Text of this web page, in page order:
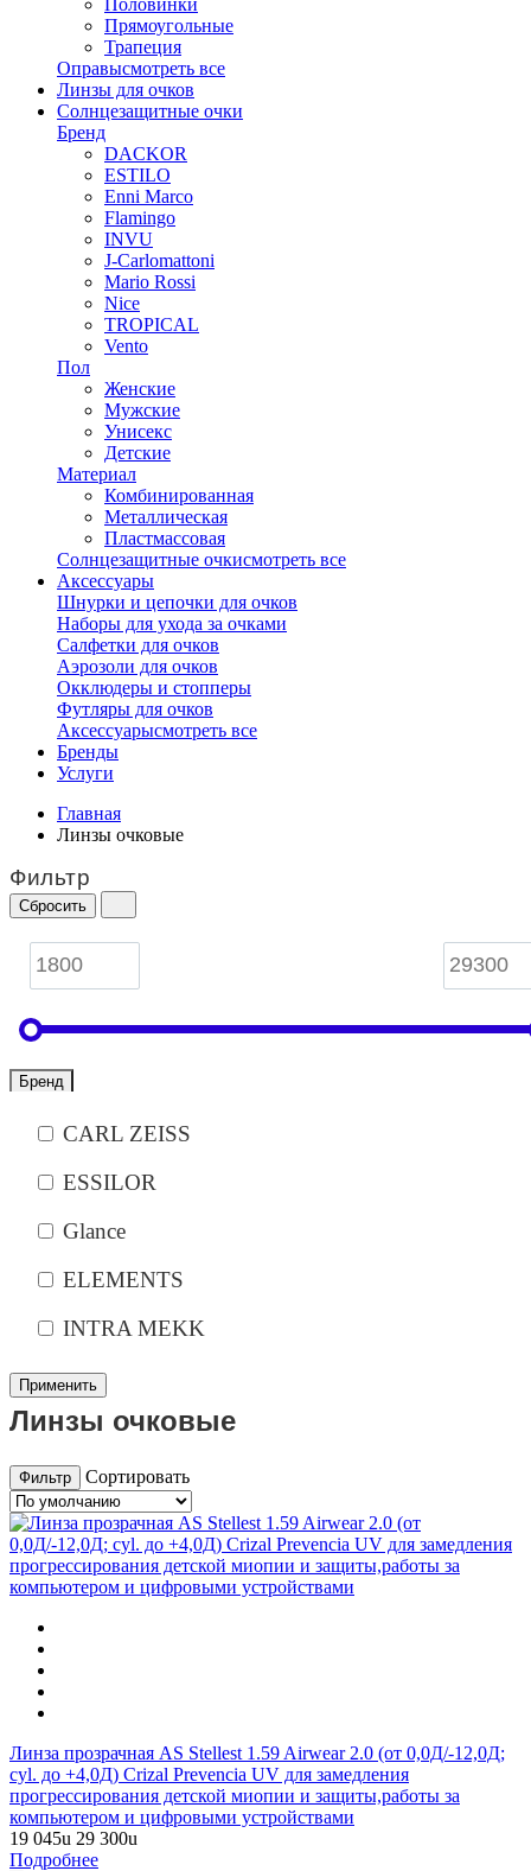
Прямоугольные
Трапеция
Оправысмотреть все
Линзы для очков
Солнцезащитные очки
Бренд
DACKOR
ESTILO
Enni Marco
Flamingo
INVU
J-Carlomattoni
Mario Rossi
Nice
TROPICAL
Vento
Пол
Женские
Мужские
Унисекс
Детские
Материал
Комбинированная
Металлическая
Пластмассовая
Солнцезащитные очкисмотреть все
Аксессуары
Шнурки и цепочки для очков
Наборы для ухода за очками
Салфетки для очков
Аэрозоли для очков
Окклюдеры и стопперы
Футляры для очков
Аксессуарысмотреть все
Бренды
Услуги
Главная
Линзы очковые
Фильтр
Бренд
CARL ZEISS
ESSILOR
Glance
ELEMENTS
INTRA MEKK
Линзы очковые
Фильтр Сортировать
Линза прозрачная AS Stellest 1.59 Airwear 2.0 (от 0,0Д/-12,0Д;
cyl. до +4,0Д) Crizal Prevencia UV для замедления
прогрессирования детской миопии и защиты,работы за
компьютером и цифровыми устройствами
19 045u 29 300u
Подробнее